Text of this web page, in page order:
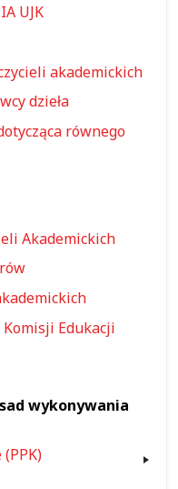
UJK
akademickich
dzieła
równego
Akademickich
Edukacji
wykonywania